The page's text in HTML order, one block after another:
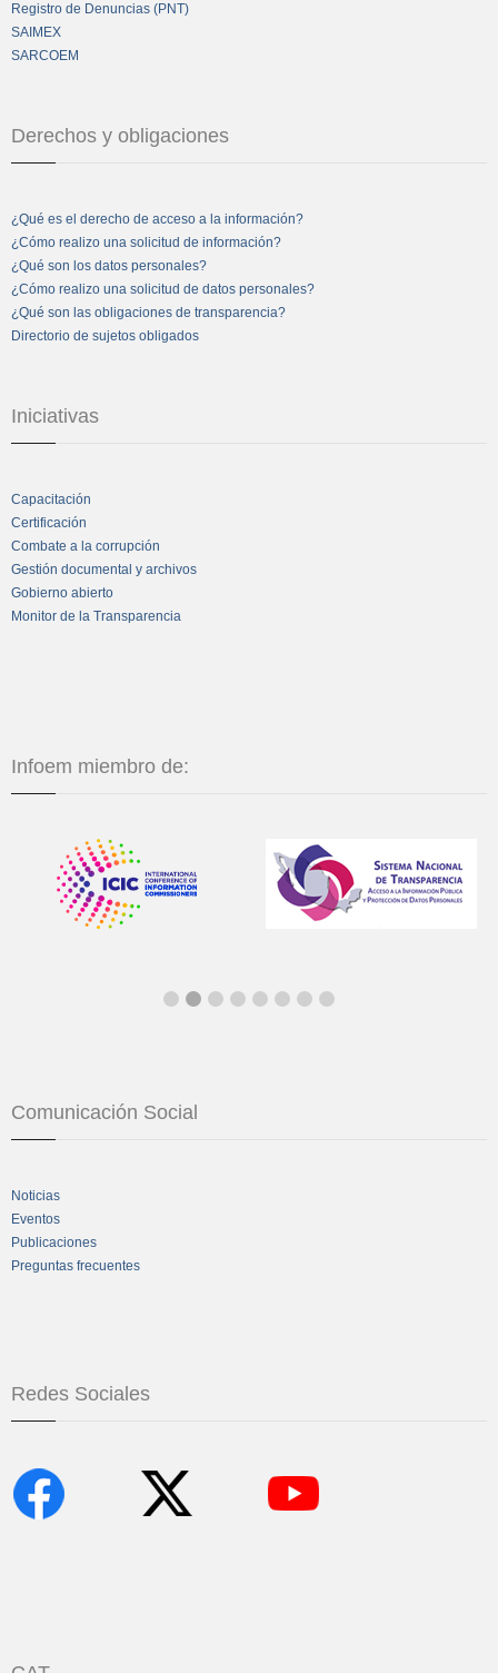
Registro de Denuncias (PNT)
SAIMEX
SARCOEM
Derechos y obligaciones
¿Qué es el derecho de acceso a la información?
¿Cómo realizo una solicitud de información?
¿Qué son los datos personales?
¿Cómo realizo una solicitud de datos personales?
¿Qué son las obligaciones de transparencia?
Directorio de sujetos obligados
Iniciativas
Capacitación
Certificación
Combate a la corrupción
Gestión documental y archivos
Gobierno abierto
Monitor de la Transparencia
Infoem miembro de:
Comunicación Social
Noticias
Eventos
Publicaciones
Preguntas frecuentes
Redes Sociales